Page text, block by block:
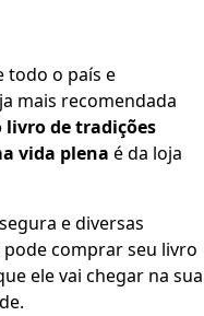
todo o país e
mais recomendada
livro de tradições
vida plena é da loja
e diversas
comprar seu livro
ele vai chegar na sua